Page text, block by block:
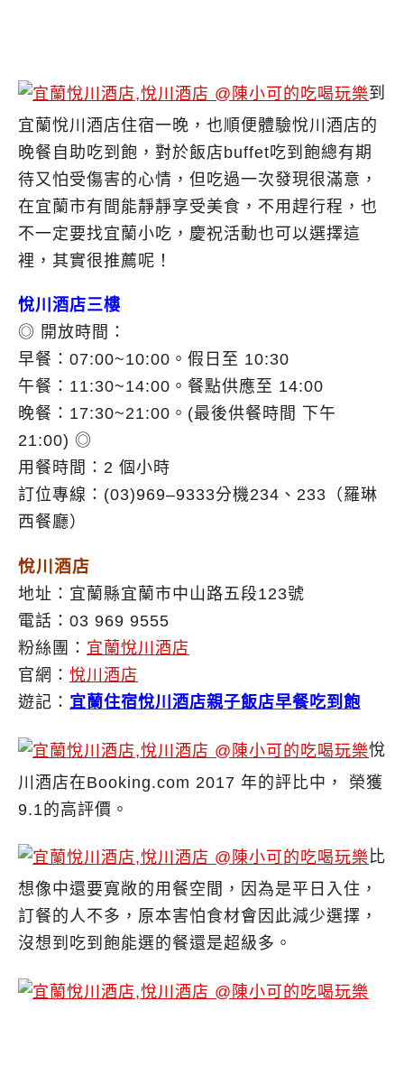
到
宜蘭悅川酒店住宿一晚，也順便體驗悅川酒店的
晚餐自助吃到飽，對於飯店buffet吃到飽總有期
待又怕受傷害的心情，但吃過一次發現很滿意，
在宜蘭市有間能靜靜享受美食，不用趕行程，也
不一定要找宜蘭小吃，慶祝活動也可以選擇這
裡，其實很推薦呢！
悅川酒店三樓
◎ 開放時間：
早餐：07:00~10:00。假日至 10:30
午餐：11:30~14:00。餐點供應至 14:00
晚餐：17:30~21:00。(最後供餐時間 下午
21:00) ◎
用餐時間：2 個小時
訂位專線：(03)969–9333分機234、233（羅琳
西餐廳）
悅川酒店
地址：宜蘭縣宜蘭市中山路五段123號
電話：03 969 9555
粉絲團： 宜蘭悅川酒店
官網： 悅川酒店
遊記： 宜蘭住宿悅川酒店親子飯店早餐吃到飽
悅
川酒店在Booking.com 2017 年的評比中， 榮獲
9.1的高評價。
比
想像中還要寬敞的用餐空間，因為是平日入住，
訂餐的人不多，原本害怕食材會因此減少選擇，
沒想到吃到飽能選的餐還是超級多。